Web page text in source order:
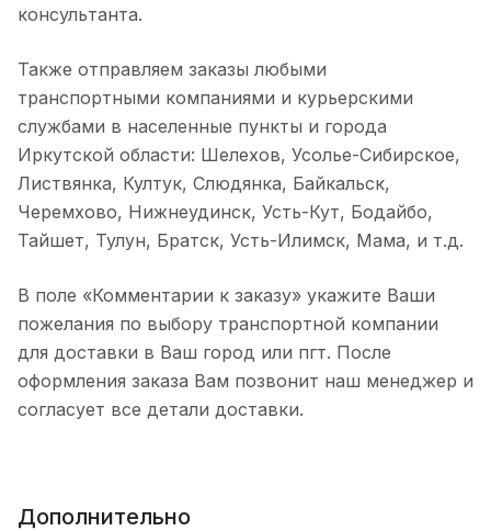
консультанта.
Также отправляем заказы любыми
транспортными компаниями и курьерскими
службами в населенные пункты и города
Иркутской области: Шелехов, Усолье-Сибирское,
Листвянка, Култук, Слюдянка, Байкальск,
Черемхово, Нижнеудинск, Усть-Кут, Бодайбо,
Тайшет, Тулун, Братск, Усть-Илимск, Мама, и т.д.
В поле «Комментарии к заказу» укажите Ваши
пожелания по выбору транспортной компании
для доставки в Ваш город или пгт. После
оформления заказа Вам позвонит наш менеджер и
согласует все детали доставки.
Дополнительно